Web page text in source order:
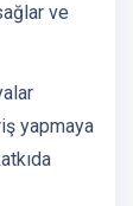
ve
yapmaya